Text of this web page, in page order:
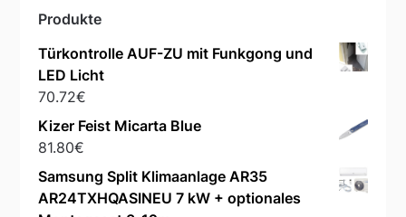
Produkte
Türkontrolle AUF-ZU mit Funkgong und
LED Licht
70.72€
Kizer Feist Micarta Blue
81.80€
Samsung Split Klimaanlage AR35
AR24TXHQASINEU 7 kW + optionales